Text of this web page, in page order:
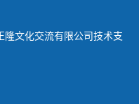
文化交流有限公司技术支